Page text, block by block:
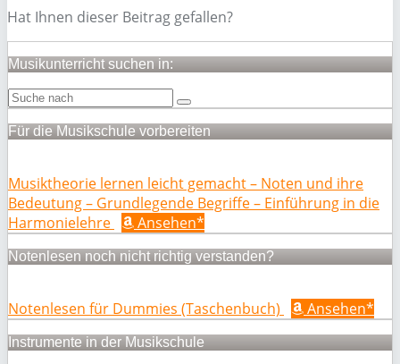
Hat Ihnen dieser Beitrag gefallen?
Musikunterricht suchen in:
Für die Musikschule vorbereiten
Musiktheorie lernen leicht gemacht – Noten und ihre
Bedeutung – Grundlegende Begriffe – Einführung in die
Harmonielehre
Ansehen*
Notenlesen noch nicht richtig verstanden?
Notenlesen für Dummies (Taschenbuch) Ansehen*
Instrumente in der Musikschule